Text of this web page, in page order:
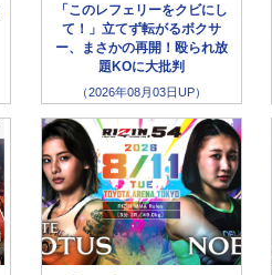
「このレフェリーをクビにし
て！」立てず転がるボクサ
ー、まさかの再開！殴られ放
題KOに大批判
（2026年08月03日UP）